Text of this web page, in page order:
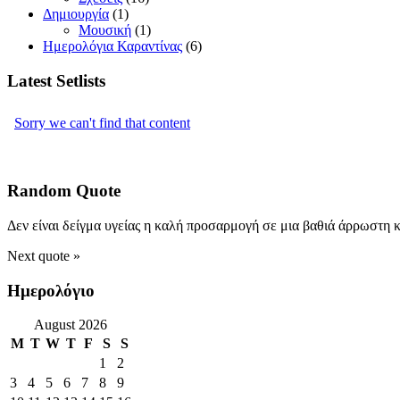
Δημιουργία (1)
Μουσική (1)
Ημερολόγια Καραντίνας (6)
Latest Setlists
Random Quote
Δεν είναι δείγμα υγείας η καλή προσαρμογή σε μια βαθιά άρρωστη
Next quote »
Ημερολόγιο
August 2026
M T W T F S S
1
2
3
4 5 6 7 8
9